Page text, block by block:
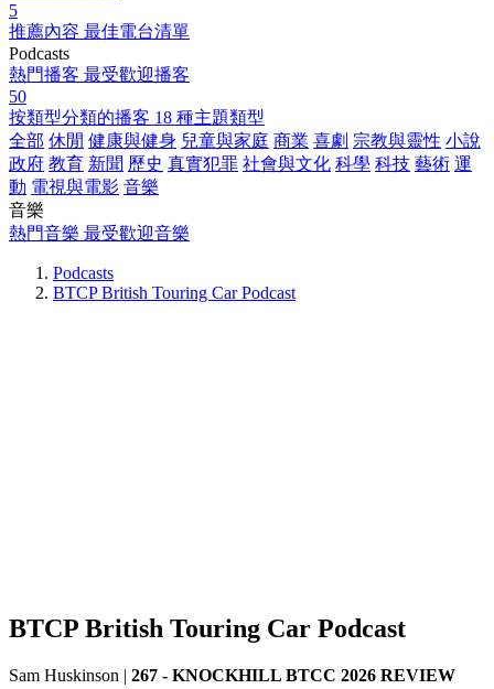
5
推薦內容 最佳電台清單
Podcasts
熱門播客 最受歡迎播客
50
按類型分類的播客 18 種主題類型
全部 休閒 健康與健身 兒童與家庭 商業 喜劇 宗教與靈性 小說
政府 教育 新聞 歷史 真實犯罪 社會與文化 科學 科技 藝術 運
動 電視與電影 音樂
音樂
熱門音樂 最受歡迎音樂
Podcasts
BTCP British Touring Car Podcast
BTCP British Touring Car Podcast
Sam Huskinson | 267 - KNOCKHILL BTCC 2026 REVIEW